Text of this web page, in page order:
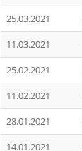
25.03.2021
11.03.2021
25.02.2021
11.02.2021
28.01.2021
14.01.2021